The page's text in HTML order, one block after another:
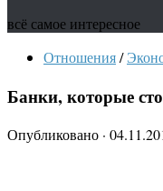
всё самое интересное
Отношения/
Банки, которые
Опубликовано ·